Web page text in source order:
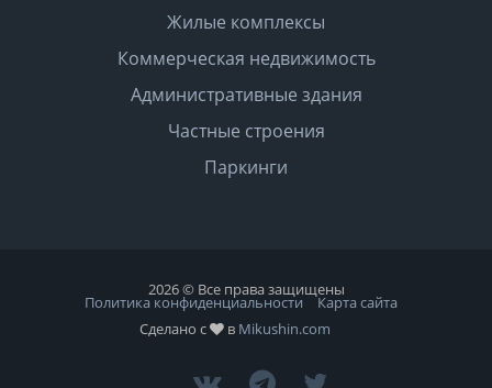
Жилые комплексы
Коммерческая недвижимость
Административные здания
Частные строения
Паркинги
2026 © Все права защищены
Политика конфиденциальности
Карта сайта
Сделано с
в Mikushin.com